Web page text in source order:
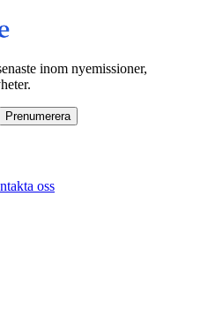
inom nyemissioner,
Prenumerera
oss